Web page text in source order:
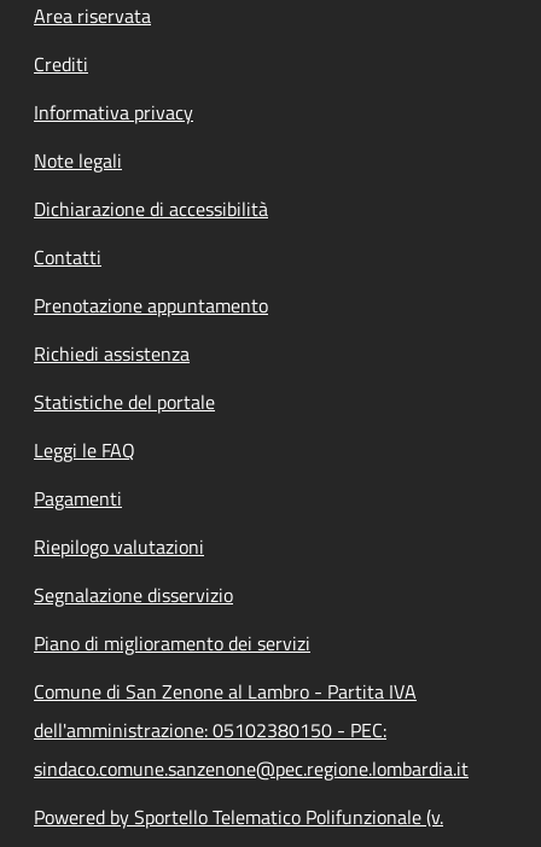
Footer menu
Area riservata
Crediti
Informativa privacy
Note legali
Dichiarazione di accessibilità
Contatti
Prenotazione appuntamento
Richiedi assistenza
Statistiche del portale
Leggi le FAQ
Pagamenti
Riepilogo valutazioni
Segnalazione disservizio
Piano di miglioramento dei servizi
Comune di San Zenone al Lambro - Partita IVA
dell'amministrazione: 05102380150 - PEC:
sindaco.comune.sanzenone@pec.regione.lombardia.it
Powered by Sportello Telematico Polifunzionale (v.